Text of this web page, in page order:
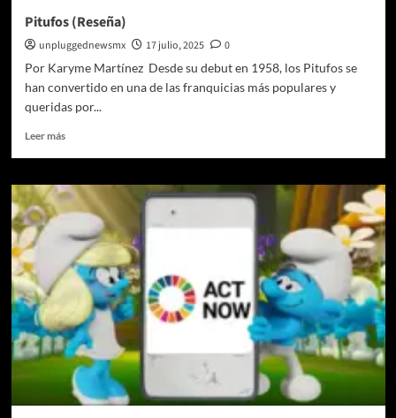
coleccionables
Pitufos (Reseña)
unpluggednewsmx 17 julio, 2025
0
Por Karyme Martínez Desde su debut en 1958, los Pitufos se
han convertido en una de las franquicias más populares y
queridas por...
Leer másLeer
Pitufos
(Reseña)